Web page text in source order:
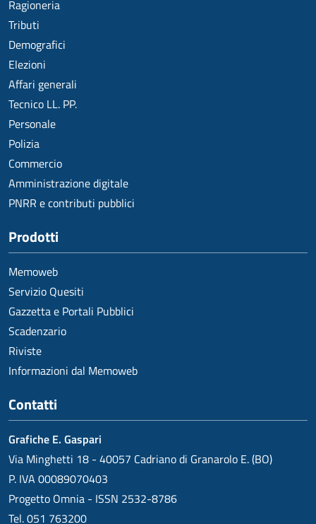
Ragioneria
Tributi
Demografici
Elezioni
Affari generali
Tecnico LL. PP.
Personale
Polizia
Commercio
Amministrazione digitale
PNRR e contributi pubblici
Prodotti
Memoweb
Servizio Quesiti
Gazzetta e Portali Pubblici
Scadenzario
Riviste
Informazioni dal Memoweb
Contatti
Grafiche E. Gaspari
Via Minghetti 18 - 40057 Cadriano di Granarolo E. (BO)
P. IVA 00089070403
Progetto Omnia - ISSN 2532-8786
Tel. 051 763200